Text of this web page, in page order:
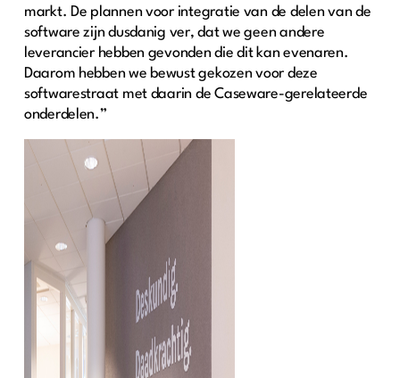
markt. De plannen voor integratie van de delen van de
software zijn dusdanig ver, dat we geen andere
leverancier hebben gevonden die dit kan evenaren.
Daarom hebben we bewust gekozen voor deze
softwarestraat met daarin de Caseware-gerelateerde
onderdelen.”